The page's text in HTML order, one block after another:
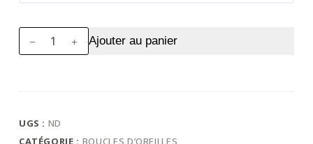
quantité
de
Ajouter au panier
UGS : ND
CATÉGORIE : BOUCLES D’OREILLES